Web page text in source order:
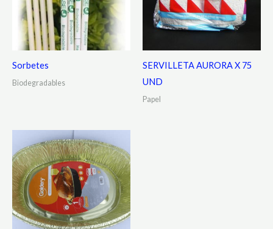
Sorbetes
Biodegradables
SERVILLETA AURORA X 75
UND
Papel